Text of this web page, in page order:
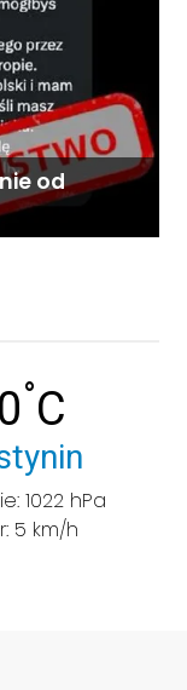
od
°C
1022 hPa
5 km/h